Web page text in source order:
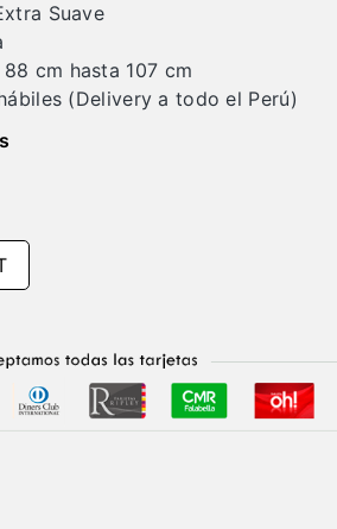
Suave
cm hasta 107 cm
(Delivery a todo el Perú)